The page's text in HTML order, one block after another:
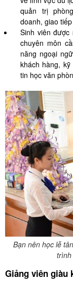
quản trị
doanh, giao
Sinh viên
chuyên môn
năng ngoại
khách hàng,
tin học văn
Bạn nên học lễ
trình
Giảng viên giàu